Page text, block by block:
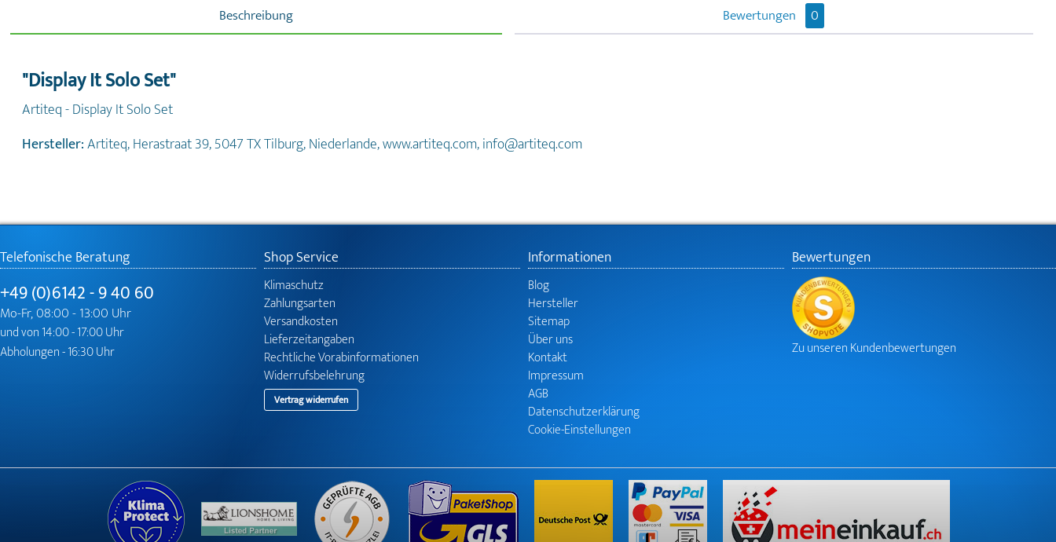
Beschreibung Bewertungen 0
"Display It Solo Set"
Artiteq - Display It Solo Set
Hersteller:Artiteq, Herastraat 39, 5047 TX Tilburg, Niederlande, www.artiteq.com, info@artiteq.com
Telefonische Beratung
+49 (0)6142 - 9 40 60
Mo-Fr, 08:00 - 13:00 Uhr
und von 14:00 - 17:00 Uhr
Abholungen - 16:30 Uhr
Shop Service
Klimaschutz
Zahlungsarten
Versandkosten
Lieferzeitangaben
Rechtliche Vorabinformationen
Widerrufsbelehrung
Vertrag widerrufen
Informationen
Blog
Hersteller
Sitemap
Über uns
Kontakt
Impressum
AGB
Datenschutzerklärung
Cookie-Einstellungen
Bewertungen
Zu unseren Kundenbewertungen